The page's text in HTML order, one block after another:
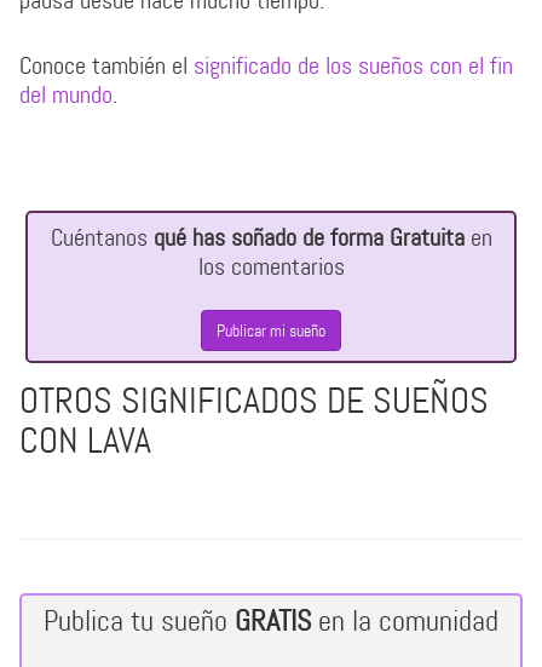
Conoce también el significado de los sueños con el fin
del mundo.
Cuéntanos qué has soñado de forma Gratuitaen
los comentarios
Publicar mi sueño
OTROS SIGNIFICADOS DE SUEÑOS
CON LAVA
Publica tu sueño GRATISen la comunidad